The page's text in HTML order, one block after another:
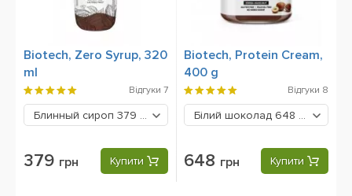
Biotech, Zero Syrup, 320
ml
Відгуки 7
Блинный сироп 379 грн
379 грн Купити
Biotech, Protein Cream,
400 g
Відгуки 8
Білий шоколад 648 грн
648 грн Купити